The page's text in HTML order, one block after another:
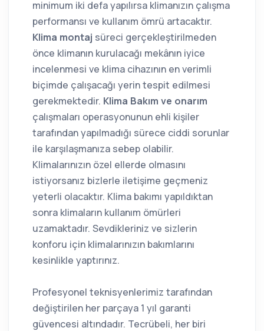
minimum iki defa yapılırsa klimanızın çalışma
performansı ve kullanım ömrü artacaktır.
Klima montaj süreci gerçekleştirilmeden
önce klimanın kurulacağı mekânın iyice
incelenmesi ve klima cihazının en verimli
biçimde çalışacağı yerin tespit edilmesi
gerekmektedir. Klima Bakım ve onarım
çalışmaları operasyonunun ehli kişiler
tarafından yapılmadığı sürece ciddi sorunlar
ile karşılaşmanıza sebep olabilir.
Klimalarınızın özel ellerde olmasını
istiyorsanız bizlerle iletişime geçmeniz
yeterli olacaktır. Klima bakımı yapıldıktan
sonra klimaların kullanım ömürleri
uzamaktadır. Sevdikleriniz ve sizlerin
konforu için klimalarınızın bakımlarını
kesinlikle yaptırınız.
Profesyonel teknisyenlerimiz tarafından
değiştirilen her parçaya 1 yıl garanti
güvencesi altındadır. Tecrübeli, her biri